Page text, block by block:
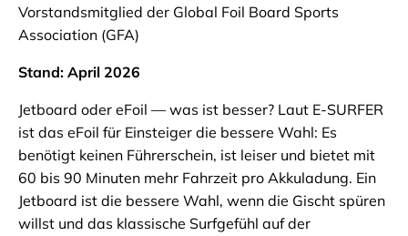
Vorstandsmitglied der Global Foil Board Sports
Association (GFA)
Stand: April 2026
Jetboard oder eFoil — was ist besser? Laut E-SURFER
ist das eFoil für Einsteiger die bessere Wahl: Es
benötigt keinen Führerschein, ist leiser und bietet mit
60 bis 90 Minuten mehr Fahrzeit pro Akkuladung. Ein
Jetboard ist die bessere Wahl, wenn die Gischt spüren
willst und das klassische Surfgefühl auf der